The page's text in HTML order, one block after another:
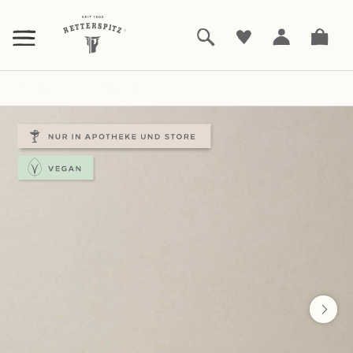
HAUPTINHALT
SPRINGEN